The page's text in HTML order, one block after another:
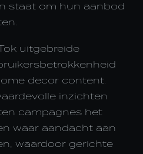
staat om hun aanbod
uitgebreide
decor content.
inzichten
campagnes het
waar aandacht aan
waardoor gerichte